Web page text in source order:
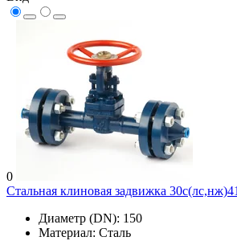
0
Стальная клиновая задвижка
Диаметр (DN): 150
Материал: Сталь